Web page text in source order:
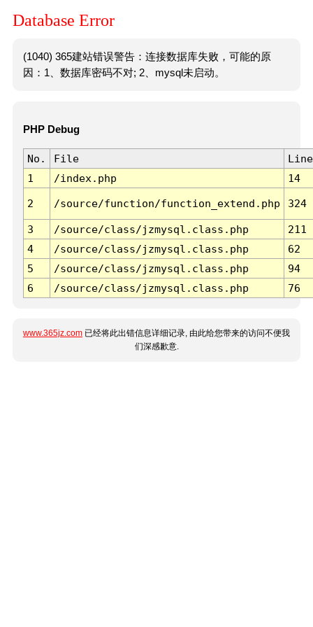
Database Error
(1040) 365建站错误警告：连接数据库失败，可能的原
因：1、数据库密码不对; 2、mysql未启动。
PHP Debug
No. File
Line
1
/index.php 14
2 /source/function/function_extend.php 324
3 /source/class/jzmysql.class.php
211
4
/source/class/jzmysql.class.php
62
5
/source/class/jzmysql.class.php
94
6
/source/class/jzmysql.class.php 76
www.365jz.com 已经将此出错信息详细记录, 由此给您带来的访问不便我
们深感歉意.